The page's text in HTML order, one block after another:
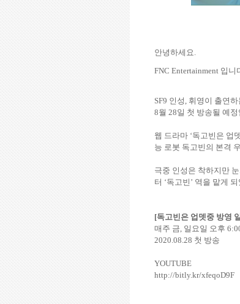
안녕하세요.
FNC Entertainment 입니
SF9 인성 휘영이 출연
8월 28일 첫 방송될 예
웹 드라마 ‘독고빈은 업
능 로봇 독고빈의 본격
극중 인성은 착하지만
터 ‘독고빈’ 역을 맡게
[독고빈은 업뎃중 방영
매주 금 일요일 오후
2020.08.28 첫 방송
YOUTUBE
http://bitly.kr/xfeqoD9F